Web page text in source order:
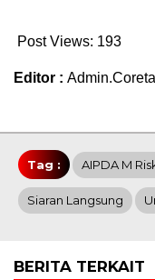
Post Views: 193
Editor :
Tag : AIPDA M
Siaran Langsung
BERITA TERKAIT